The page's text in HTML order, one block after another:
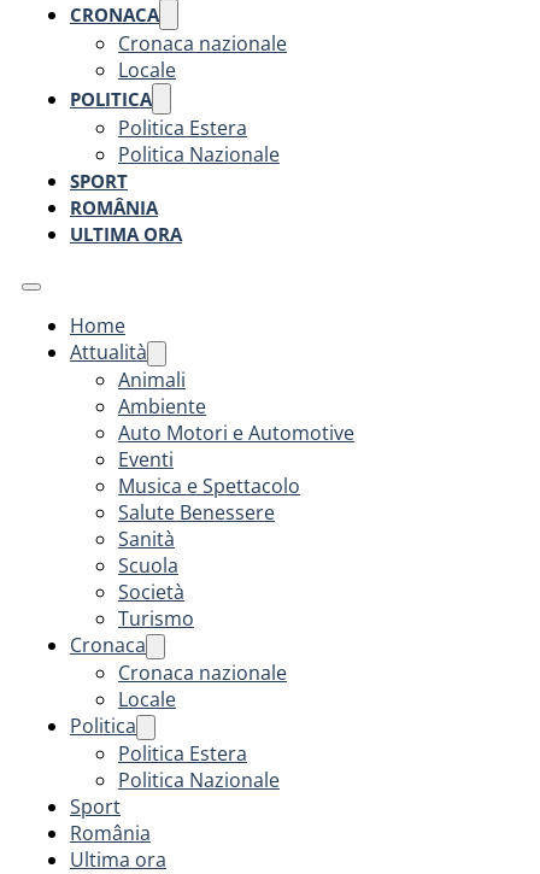
CRONACA
Cronaca nazionale
Locale
POLITICA
Politica Estera
Politica Nazionale
SPORT
ROMÂNIA
ULTIMA ORA
Home
Attualità
Animali
Ambiente
Auto Motori e Automotive
Eventi
Musica e Spettacolo
Salute Benessere
Sanità
Scuola
Società
Turismo
Cronaca
Cronaca nazionale
Locale
Politica
Politica Estera
Politica Nazionale
Sport
România
Ultima ora